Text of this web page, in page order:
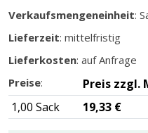
Verkaufsmengeneinheit:
Lieferzeit: mittelfristig
Lieferkosten: auf Anfrage
Preise: Preis zzgl.
1,00 Sack
19,33 €
Anwenders gesetzt.
bessere
Dieser Cookie wird
gelöscht